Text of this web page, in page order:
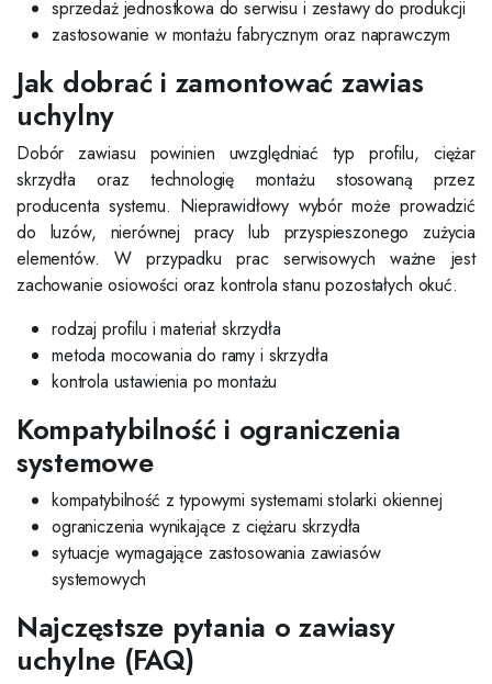
sprzedaż jednostkowa do serwisu i zestawy do produkcji
zastosowanie w montażu fabrycznym oraz naprawczym
Jak dobrać i zamontować zawias
uchylny
Dobór zawiasu powinien uwzględniać typ profilu, ciężar
skrzydła oraz technologię montażu stosowaną przez
producenta systemu. Nieprawidłowy wybór może prowadzić
do luzów, nierównej pracy lub przyspieszonego zużycia
elementów. W przypadku prac serwisowych ważne jest
zachowanie osiowości oraz kontrola stanu pozostałych okuć.
rodzaj profilu i materiał skrzydła
metoda mocowania do ramy i skrzydła
kontrola ustawienia po montażu
Kompatybilność i ograniczenia
systemowe
kompatybilność z typowymi systemami stolarki okiennej
ograniczenia wynikające z ciężaru skrzydła
sytuacje wymagające zastosowania zawiasów
systemowych
Najczęstsze pytania o zawiasy
uchylne (FAQ)